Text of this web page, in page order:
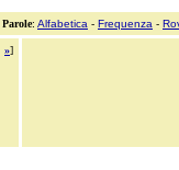
Parole: Alfabetica - Frequenza -
»]